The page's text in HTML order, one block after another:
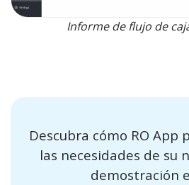
Informe de flujo de
Descubra cómo RO App
las necesidades de su
demostración